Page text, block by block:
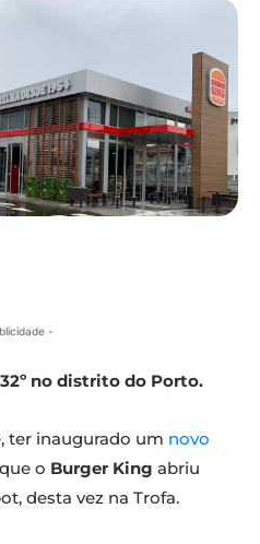
-
no distrito do Porto.
ter inaugurado um novo
o Burger King abriu
desta vez na Trofa.